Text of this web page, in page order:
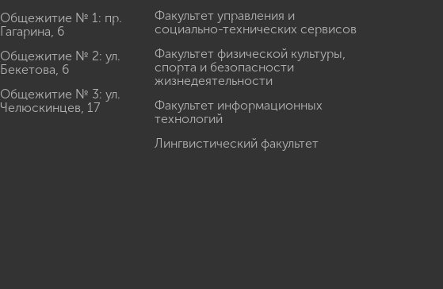
Общежитие № 1: пр.
Гагарина, 6
Общежитие № 2: ул.
Бекетова, 6
Общежитие № 3: ул.
Челюскинцев, 17
Факультет управления и
социально-технических сервисов
Факультет физической культуры,
спорта и безопасности
жизнедеятельности
Факультет информационных
технологий
Лингвистический факультет